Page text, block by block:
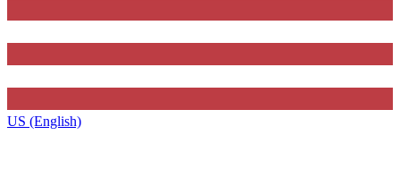
US (English)